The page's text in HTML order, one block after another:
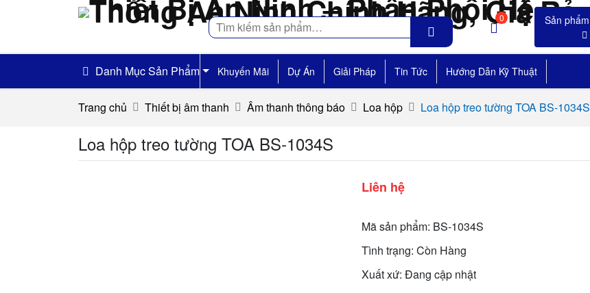
Tìm
kiếm
0
Danh Mục Sản Phẩm Khuyến Mãi Dự Án Giải Pháp Tin Tức Hướng Dẫn Kỹ Thuật
Trang chủ Thiết bị âm thanh Âm thanh thông báo Loa hộp Loa hộp treo tường TOA BS-1034S
Loa hộp treo tường TOA BS-1034S
Liên hệ
Mã sản phẩm: BS-1034S
Tình trạng: Còn Hàng
Xuất xứ: Đang cập nhật